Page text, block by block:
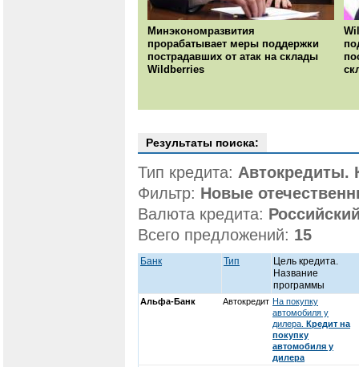
Минэкономразвития
прорабатывает меры поддержки
пострадавших от атак на склады
Wildberries
Результаты поиска:
Тип кредита: Автокредиты.
Фильтр: Новые
Валюта кредита:
Всего предложений: 15
Банк Тип
Цель кредита.
Название
программы
Альфа-Банк Автокредит На покупку
автомобиля у
дилера. Кредит на
покупку
автомобиля у
дилера